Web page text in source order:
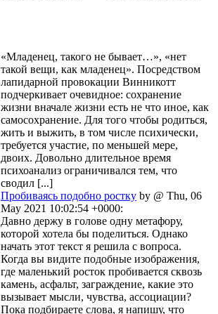
«Младенец, такого не бывает…», «нет
такой вещи, как младенец». Посредством
лапидарной провокации Винникотт
подчеркивает очевидное: сохранение
жизни вначале жизни есть не что иное, как
самосохранение. Для того чтобы родиться,
жить и выжить, в том числе психически,
требуется участие, по меньшей мере,
двоих. Довольно длительное время
психоанализ ограничивался тем, что
сводил [...]
Пробиваясь подобно ростку by @ Thu, 06
May 2021 10:02:54 +0000:
Давно держу в голове одну метафору,
которой хотела бы поделиться. Однако
начать этот текст я решила с вопроса.
Когда вы видите подобные изображения,
где маленький росток пробивается сквозь
камень, асфальт, заграждение, какие это
вызывает мысли, чувства, ассоциации?
Пока подбираете слова, я напишу, что